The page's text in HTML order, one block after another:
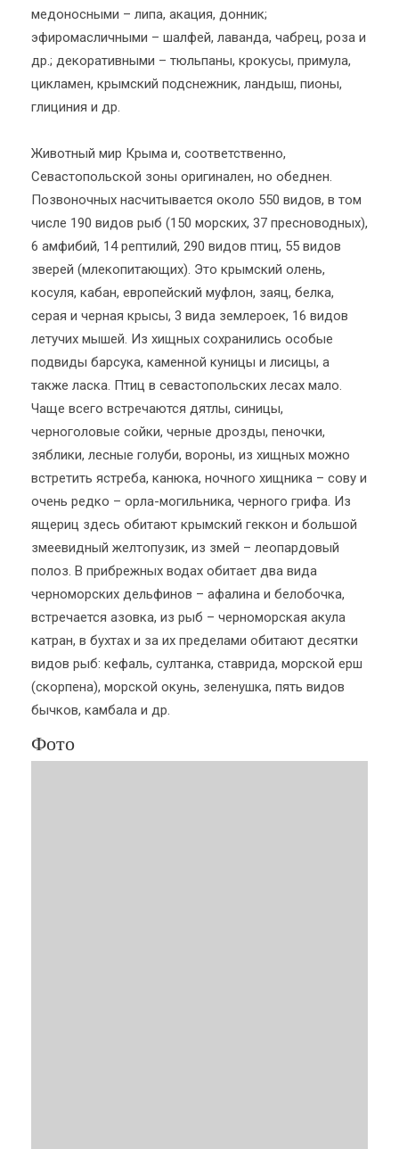
медоносными – липа, акация, донник;
эфиромасличными – шалфей, лаванда, чабрец, роза и
др.; декоративными – тюльпаны, крокусы, примула,
цикламен, крымский подснежник, ландыш, пионы,
глициния и др.
Животный мир Крыма и, соответственно,
Севастопольской зоны оригинален, но обеднен.
Позвоночных насчитывается около 550 видов, в том
числе 190 видов рыб (150 морских, 37 пресноводных),
6 амфибий, 14 рептилий, 290 видов птиц, 55 видов
зверей (млекопитающих). Это крымский олень,
косуля, кабан, европейский муфлон, заяц, белка,
серая и черная крысы, 3 вида землероек, 16 видов
летучих мышей. Из хищных сохранились особые
подвиды барсука, каменной куницы и лисицы, а
также ласка. Птиц в севастопольских лесах мало.
Чаще всего встречаются дятлы, синицы,
черноголовые сойки, черные дрозды, пеночки,
зяблики, лесные голуби, вороны, из хищных можно
встретить ястреба, канюка, ночного хищника – сову и
очень редко – орла-могильника, черного грифа. Из
ящериц здесь обитают крымский геккон и большой
змеевидный желтопузик, из змей – леопардовый
полоз. В прибрежных водах обитает два вида
черноморских дельфинов – афалина и белобочка,
встречается азовка, из рыб – черноморская акула
катран, в бухтах и за их пределами обитают десятки
видов рыб: кефаль, султанка, ставрида, морской ерш
(скорпена), морской окунь, зеленушка, пять видов
бычков, камбала и др.
Фото